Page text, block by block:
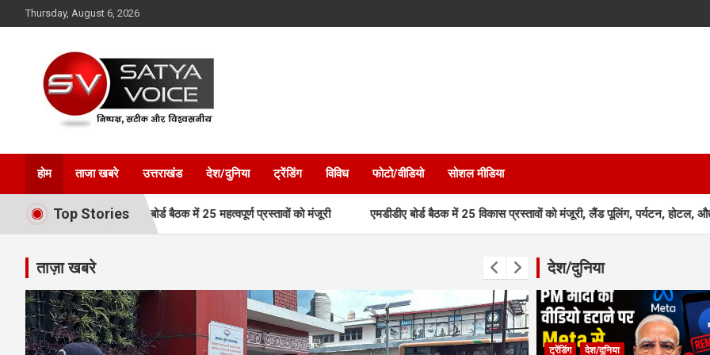
to
Thursday, August 6, 2026
Satya Voice
होम ताजा खबरे उत्तराखंड देश/दुनिया ट्रेंडिंग विविध फोटो/वीडियो सोशल मीडिया
Top Stories
MDDA बोर्ड बैठक में 25 महत्वपूर्ण प्रस्तावों को मंजूरी एमडीडीए बोर्ड बैठक में 25 विकास प्रस्तावों को मंजूरी, लैंड पूलिंग, पर्यटन, होटल, औद्योगिक भवन और
ताज़ा खबरे देश/दुनिया
ट्रेंडिंग देश/दुनिया